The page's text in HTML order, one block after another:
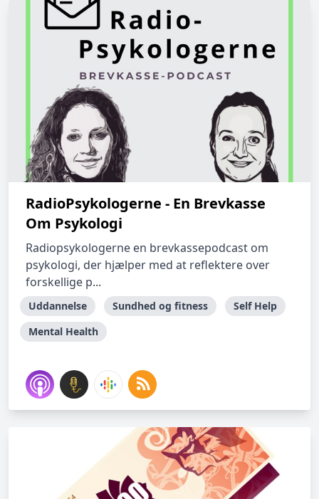
RadioPsykologerne - En Brevkasse
Om Psykologi
Radiopsykologerne en brevkassepodcast om
psykologi, der hjælper med at reflektere over
forskellige p...
Uddannelse Sundhed og fitness
Self Help
Mental Health